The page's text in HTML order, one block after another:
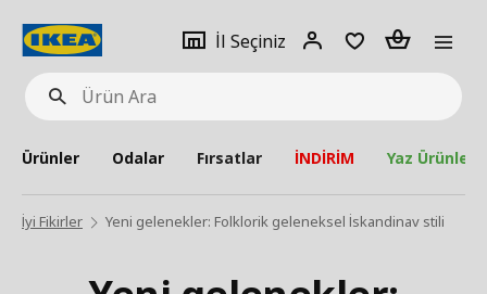
Ürün
Ara
İl Seçiniz
Giriş
Adet
Ürünler Odalar Fırsatlar İNDİRİM Yaz Ürünleri
İyi Fikirler Yeni gelenekler: Folklorik geleneksel İskandinav stili